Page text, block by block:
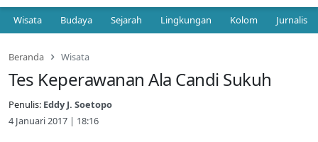
Wisata Budaya Sejarah Lingkungan Kolom Jurnalis
Beranda Wisata
Tes Keperawanan Ala Candi Sukuh
Penulis: Eddy J. Soetopo
4 Januari 2017 | 18:16